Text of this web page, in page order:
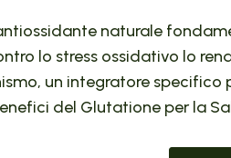
naturale
lo stress ossidativo lo
un integratore
del Glutatione per la